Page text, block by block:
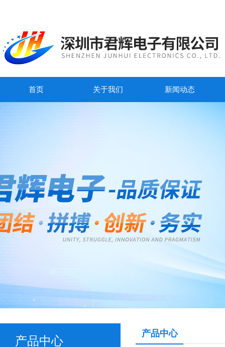
首页 关于我们 新闻动态
产品中心
产品中心